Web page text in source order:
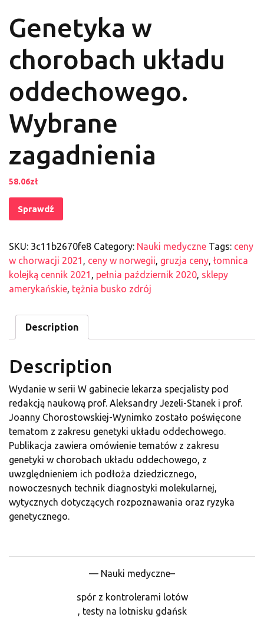
Genetyka w
chorobach układu
oddechowego.
Wybrane
zagadnienia
58.06zł
Sprawdź
SKU: 3c11b2670fe8 Category: Nauki medyczne Tags: ceny
w chorwacji 2021 , ceny w norwegii, gruzja ceny, łomnica
kolejką cennik 2021 , pełnia październik 2020, sklepy
amerykańskie, tężnia busko zdrój
Description
Description
Wydanie w serii W gabinecie lekarza specjalisty pod
redakcją naukową prof. Aleksandry Jezeli-Stanek i prof.
Joanny Chorostowskiej-Wynimko zostało poświęcone
tematom z zakresu genetyki układu oddechowego.
Publikacja zawiera omówienie tematów z zakresu
genetyki w chorobach układu oddechowego, z
uwzględnieniem ich podłoża dziedzicznego,
nowoczesnych technik diagnostyki molekularnej,
wytycznych dotyczących rozpoznawania oraz ryzyka
genetycznego.
— Nauki medyczne–
spór z kontrolerami lotów
, testy na lotnisku gdańsk